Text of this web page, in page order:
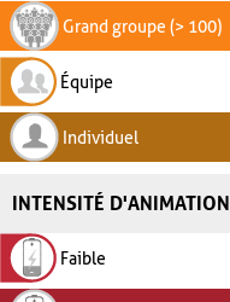
Grand groupe (> 100)
Équipe
Individuel
INTENSITÉ D'ANIMATION
Faible